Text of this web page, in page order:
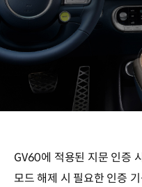
GV60에 적용된 지문 인증
모드 해제 시 필요한 인증